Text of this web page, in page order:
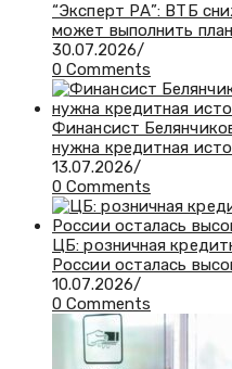
“Эксперт РА”: ВТБ
может выполнить
30.07.2026/
0 Comments
Финансист
нужна кредитная
13.07.2026/
0 Comments
ЦБ: розничная
России осталась
10.07.2026/
0 Comments